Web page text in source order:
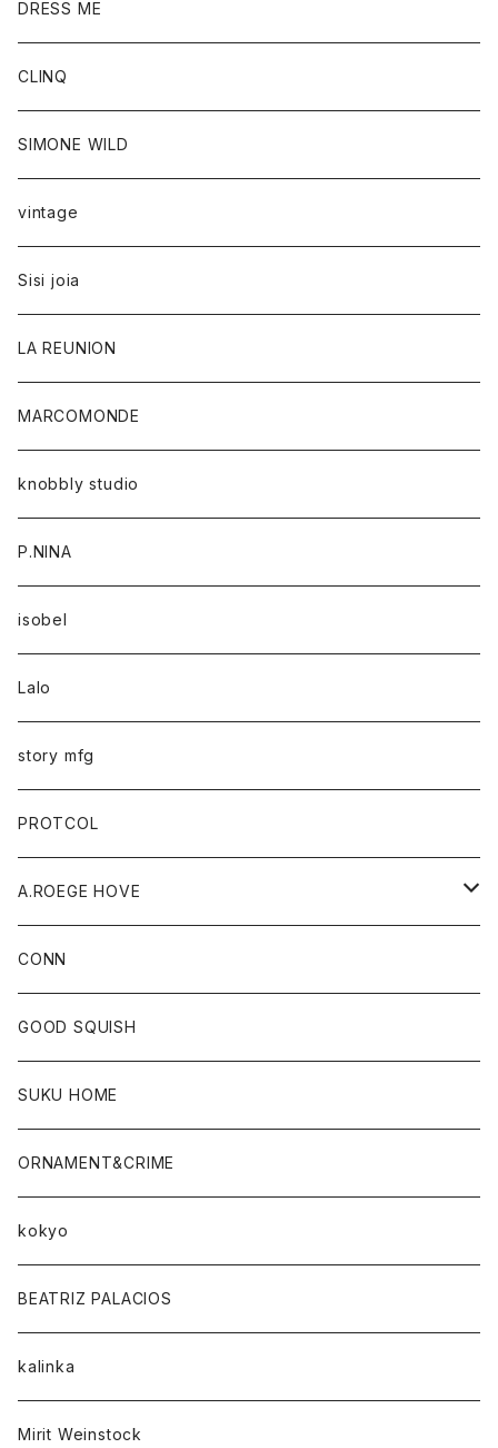
DRESS ME
CLINQ
SIMONE WILD
vintage
Sisi joia
LA REUNION
MARCOMONDE
knobbly studio
P.NINA
isobel
Lalo
story mfg
PROTCOL
A.ROEGE HOVE
CONN
CONN
GOOD SQUISH
SUKU HOME
ORNAMENT&CRIME
kokyo
BEATRIZ PALACIOS
kalinka
Mirit Weinstock